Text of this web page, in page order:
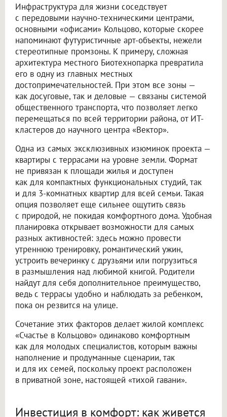
Инфраструктура для жизни соседствует
с передовыми научно-техническими центрами,
основными «офисами» Кольцово, которые скорее
напоминают футуристичные арт-объекты, нежели
стереотипные промзоны. К примеру, сложная
архитектура местного Биотехнопарка превратила
его в одну из главных местных
достопримечательностей. При этом все зоны —
как досуговые, так и деловые — связаны системой
общественного транспорта, что позволяет легко
перемещаться по всей территории района, от ИТ-
кластеров до научного центра «Вектор».
Одна из самых эксклюзивных изюминок проекта —
квартиры с террасами на уровне земли. Формат
не привязан к площади жилья и доступен
как для компактных функциональных студий, так
и для 3-комнатных квартир для всей семьи. Такая
опция позволяет еще сильнее ощутить связь
с природой, не покидая комфортного дома. Удобная
планировка открывает возможности для самых
разных активностей: здесь можно провести
утреннюю тренировку, романтический ужин,
устроить вечеринку с друзьями или погрузиться
в размышления над любимой книгой. Родители
найдут для себя дополнительное преимущество,
ведь с террасы удобно и наблюдать за ребенком,
пока он резвится на улице.
Сочетание этих факторов делает жилой комплекс
«Счастье в Кольцово» одинаково комфортным
как для молодых специалистов, которым важны
наполнение и продуманные сценарии, так
и для их семей, поскольку проект расположен
в приватной зоне, настоящей «тихой гавани».
Инвестиция в комфорт: как живется